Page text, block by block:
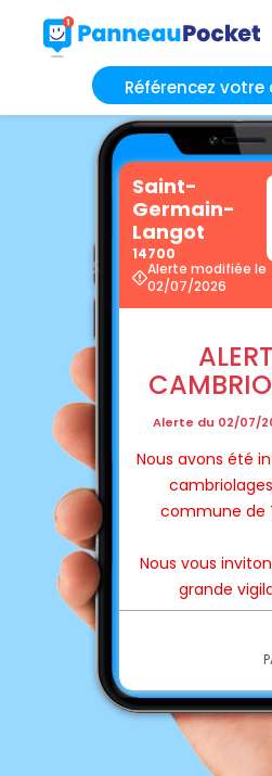
Référencez
Saint-
Germain-
Langot
14700
Alerte modifiée le
02/07/2026
Alerte du 02/07/
Nous avons été
commune de
Nous vous
grande
En cas de
contacter la
faisant le